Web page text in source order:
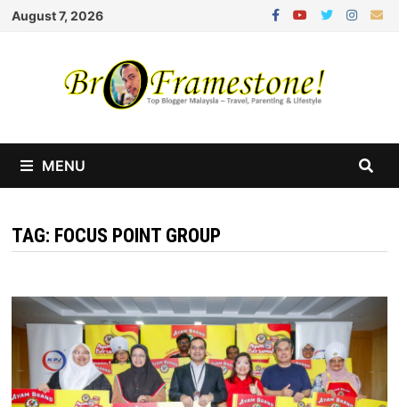
Skip
August 7, 2026
MENU
TAG: FOCUS POINT GROUP